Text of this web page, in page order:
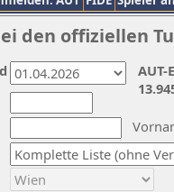
den offiziellen